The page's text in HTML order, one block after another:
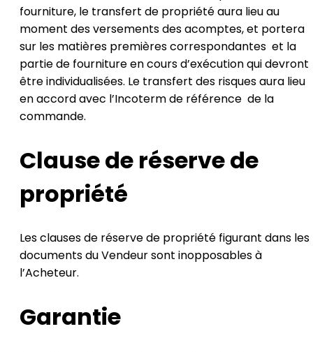
fourniture, le transfert de propriété aura lieu au
moment des versements des acomptes, et portera
sur les matières premières correspondantes et la
partie de fourniture en cours d’exécution qui devront
être individualisées. Le transfert des risques aura lieu
en accord avec l’Incoterm de référence de la
commande.
Clause de réserve de
propriété
Les clauses de réserve de propriété figurant dans les
documents du Vendeur sont inopposables à
l’Acheteur.
Garantie